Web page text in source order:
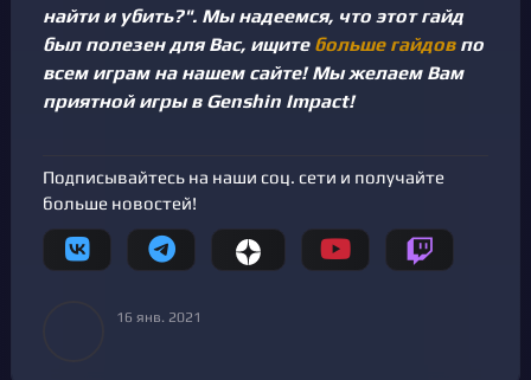
найти и убить?". Мы надеемся, что этот гайд
был полезен для Вас, ищите больше гайдовпо
всем играм на нашем сайте! Мы желаем Вам
приятной игры в Genshin Impact!
Подписывайтесь на наши соц. сети и получайте
больше новостей!
16 янв. 2021